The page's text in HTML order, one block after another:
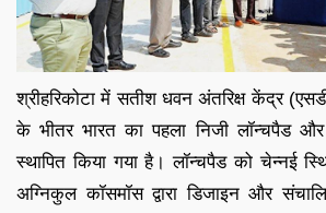
श्रीहरिकोटा में सतीश धवन अंतरिक्ष केंद्र
के भीतर भारत का पहला निजी लॉन्चपैड
स्थापित किया गया है। लॉन्चपैड को चेन्नई
अग्निकुल कॉसमॉस द्वारा डिजाइन और